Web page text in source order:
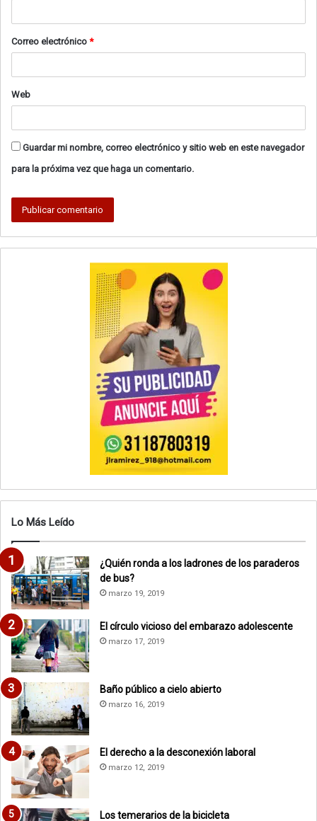
*
Correo electrónico *
Web
Guardar mi nombre, correo electrónico y sitio web en este navegador
para la próxima vez que haga un comentario.
Lo Más Leído
¿Quién ronda a los ladrones de los paraderos
de bus?
marzo 19, 2019
El círculo vicioso del embarazo adolescente
marzo 17, 2019
Baño público a cielo abierto
marzo 16, 2019
El derecho a la desconexión laboral
marzo 12, 2019
Los temerarios de la bicicleta